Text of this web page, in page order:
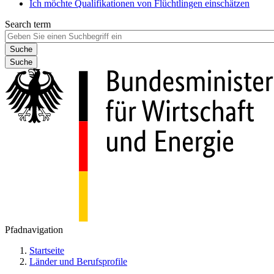
Ich möchte Qualifikationen von Flüchtlingen einschätzen
Search term
Suche
Pfadnavigation
Startseite
Länder und Berufsprofile